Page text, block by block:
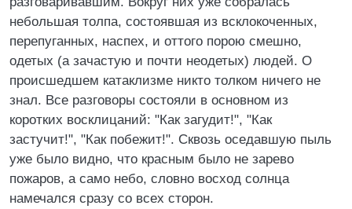
небольшая толпа, состоявшая из всклокоченных,
перепуганных, наспех, и оттого порою смешно,
одетых (а зачастую и почти неодетых) людей. О
происшедшем катаклизме никто толком ничего не
знал. Все разговоры состояли в основном из
коротких восклицаний: "Как загудит!", "Как
застучит!", "Как побежит!". Сквозь оседавшую пыль
уже было видно, что красным было не зарево
пожаров, а само небо, словно восход солнца
намечался сразу со всех сторон.